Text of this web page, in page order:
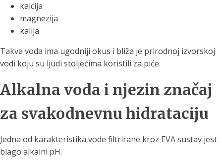
kalcija
magnezija
kalija
Takva voda ima ugodniji okus i bliža je prirodnoj izvorskoj
vodi koju su ljudi stoljećima koristili za piće.
Alkalna voda i njezin značaj
za svakodnevnu hidrataciju
Jedna od karakteristika vode filtrirane kroz EVA sustav jest
blago alkalni pH.